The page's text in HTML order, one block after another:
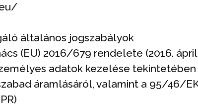
általános jogszabályok
(EU) 2016/679 rendelete (2016.
adatok kezelése
áramlásáról, valamint a 95/46/